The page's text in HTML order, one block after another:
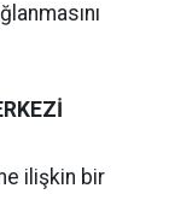
ilişkin bir